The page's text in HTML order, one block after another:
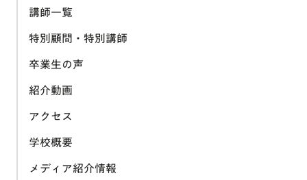
講師一覧
特別顧問・特別講師
卒業生の声
紹介動画
アクセス
学校概要
メディア紹介情報